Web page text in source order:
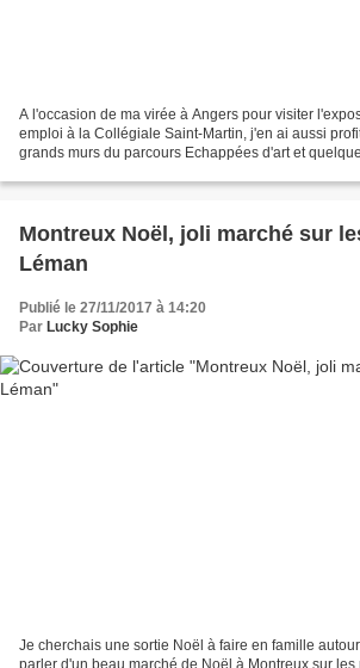
A l'occasion de ma virée à Angers pour visiter
emploi à la Collégiale Saint-Martin, j'en ai aussi
grands murs du parcours Echappées d'art et
Montreux Noël, joli marché sur
Léman
Publié le 27/11/2017 à 14:20
Par Lucky Sophie
Je cherchais une sortie Noël à faire en famille
parler d'un beau marché de Noël à Montreux sur